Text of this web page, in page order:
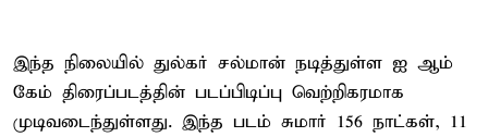
இந்த நிலையில் துல்கர் சல்மான் நடித்துள்ள ஐ ஆம்
கேம் திரைப்படத்தின் படப்பிடிப்பு வெற்றிகரமாக
முடிவடைந்துள்ளது. இந்த படம் சுமார் 156 நாட்கள், 11